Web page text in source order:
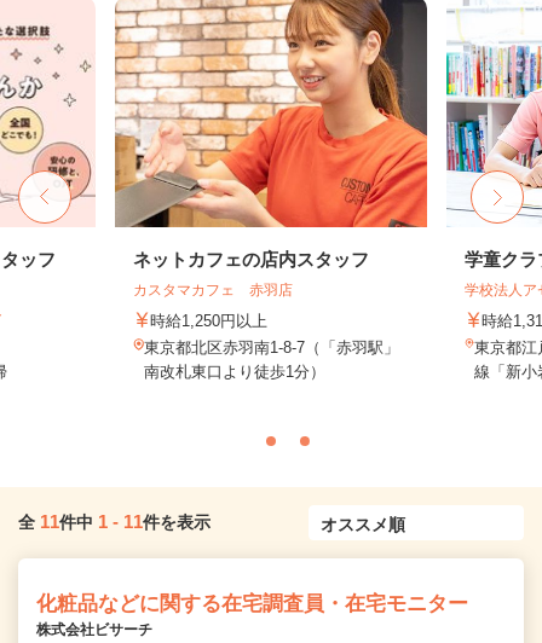
ッフ ネットカフェの店内スタッフ
カスタマカフェ 赤羽店
時給1,250円以上
東京都北区赤羽南1-8-7（「赤羽駅」
南改札東口より徒歩1分）
学童クラ
学校法人
時給
東京都江
線「新小
全 11件中 1 - 11件を表示
化粧品などに関する在宅調査員・在宅モニター
株式会社ビサーチ